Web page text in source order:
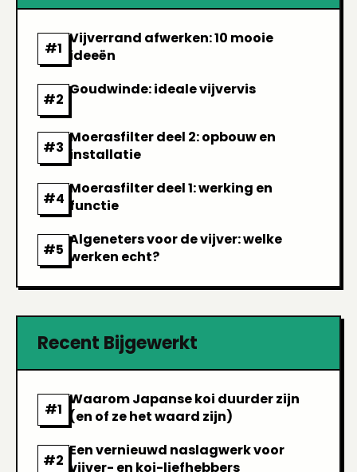
Vijverrand afwerken: 10 mooie
ideeën
Goudwinde: ideale vijvervis
Moerasfilter deel 2: opbouw en
installatie
Moerasfilter deel 1: werking en
functie
Algeneters voor de vijver: welke
werken echt?
Recent Bijgewerkt
Waarom Japanse koi duurder zijn
(en of ze het waard zijn)
Een vernieuwd naslagwerk voor
vijver- en koi-liefhebbers